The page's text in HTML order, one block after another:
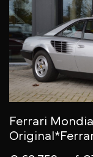
Ferrari